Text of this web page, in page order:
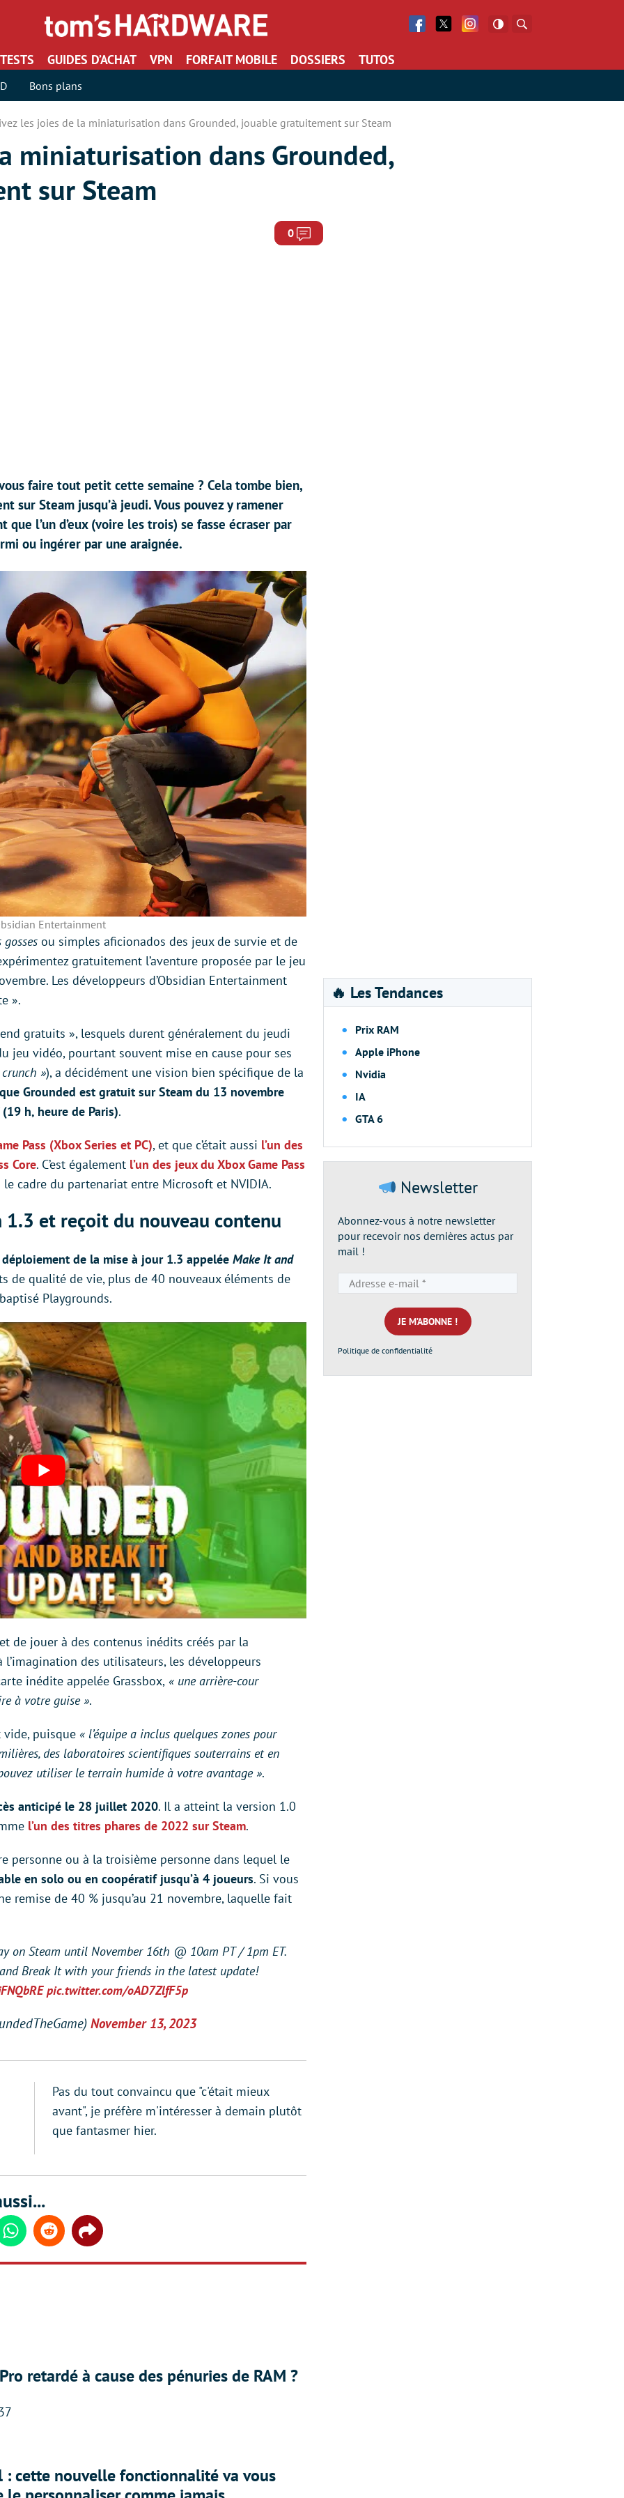
Facebook
Twitter Facebook
TESTS GUIDES D’ACHAT VPN FORFAIT MOBILE DOSSIERS TUTOS
Bons plans
les joies de la miniaturisation dans Grounded, jouable gratuitement sur Steam
miniaturisation dans Grounded,
sur Steam
0 Commentaires
faire tout petit cette semaine ? Cela tombe bien,
sur Steam jusqu’à jeudi. Vous pouvez y ramener
l’un d’eux (voire les trois) se fasse écraser par
ou ingérer par une araignée.
Entertainment
gosses ou simples aficionados des jeux de survie et de
gratuitement l’aventure proposée par le jeu
Les développeurs d’Obsidian Entertainment
».
gratuits », lesquels durent généralement du jeudi
jeu vidéo, pourtant souvent mise en cause pour ses
»), a décidément une vision bien spécifique de la
Grounded est gratuit sur Steam du 13 novembre
h, heure de Paris).
Pass (Xbox Series et PC), et que c’était aussi l’un des
Core. C’est également l’un des jeux du Xbox Game Pass
cadre du partenariat entre Microsoft et NVIDIA.
1.3 et reçoit du nouveau contenu
de la mise à jour 1.3 appelée Make It and
de qualité de vie, plus de 40 nouveaux éléments de
Playgrounds.
de jouer à des contenus inédits créés par la
des utilisateurs, les développeurs
inédite appelée Grassbox, « une arrière-cour
à votre guise ».
puisque « l’équipe a inclus quelques zones pour
des laboratoires scientifiques souterrains et en
utiliser le terrain humide à votre avantage ».
anticipé le 28 juillet 2020. Il a atteint la version 1.0
l’un des titres phares de 2022 sur Steam.
personne ou à la troisième personne dans lequel le
en solo ou en coopératif jusqu’à 4 joueurs. Si vous
remise de 40 % jusqu’au 21 novembre, laquelle fait
on Steam until November 16th @ 10am PT / 1pm ET.
Break It with your friends in the latest update!
pic.twitter.com/oAD7ZlfF5p
November 13, 2023
Pas du tout convaincu que "c'était mieux
avant", je préfère m'intéresser à demain plutôt
que fantasmer hier.
WhatsappReddit Share
retardé à cause des pénuries de RAM ?
: cette nouvelle fonctionnalité va vous
🔥 Les Tendances
Prix RAM
Apple iPhone
Nvidia
IA
GTA 6
Newsletter
Abonnez-vous à notre newsletter
pour recevoir nos dernières actus par
mail !
e-
mail
*
Politique de confidentialité